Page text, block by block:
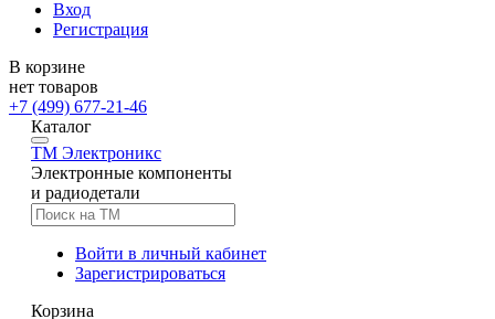
Вход
Регистрация
В корзине
нет товаров
+7 (499) 677-21-46
Каталог
TM Электроникс
Электронные компоненты
и радиодетали
Войти в личный кабинет
Зарегистрироваться
Корзина